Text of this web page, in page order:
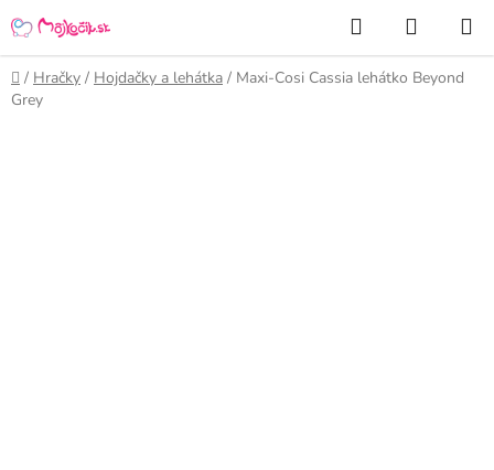
na
obsah
Hľadať
KOŠÍK
Domov
/ Hračky / Hojdačky a lehátka / Maxi-Cosi Cassia lehátko Beyond
Grey